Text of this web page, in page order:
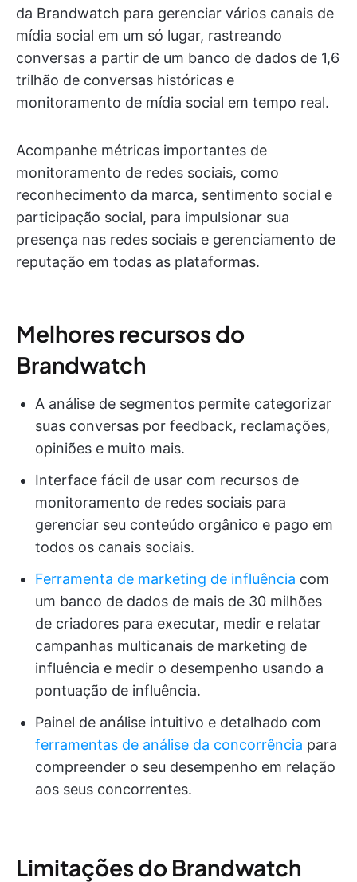
da Brandwatch para gerenciar vários canais de
mídia social em um só lugar, rastreando
conversas a partir de um banco de dados de 1,6
trilhão de conversas históricas e
monitoramento de mídia social em tempo real.
Acompanhe métricas importantes de
monitoramento de redes sociais, como
reconhecimento da marca, sentimento social e
participação social, para impulsionar sua
presença nas redes sociais e gerenciamento de
reputação em todas as plataformas.
Melhores recursos do
Brandwatch
A análise de segmentos permite categorizar
suas conversas por feedback, reclamações,
opiniões e muito mais.
Interface fácil de usar com recursos de
monitoramento de redes sociais para
gerenciar seu conteúdo orgânico e pago em
todos os canais sociais.
Ferramenta de marketing de influência com
um banco de dados de mais de 30 milhões
de criadores para executar, medir e relatar
campanhas multicanais de marketing de
influência e medir o desempenho usando a
pontuação de influência.
Painel de análise intuitivo e detalhado com
ferramentas de análise da concorrência para
compreender o seu desempenho em relação
aos seus concorrentes.
Limitações do Brandwatch